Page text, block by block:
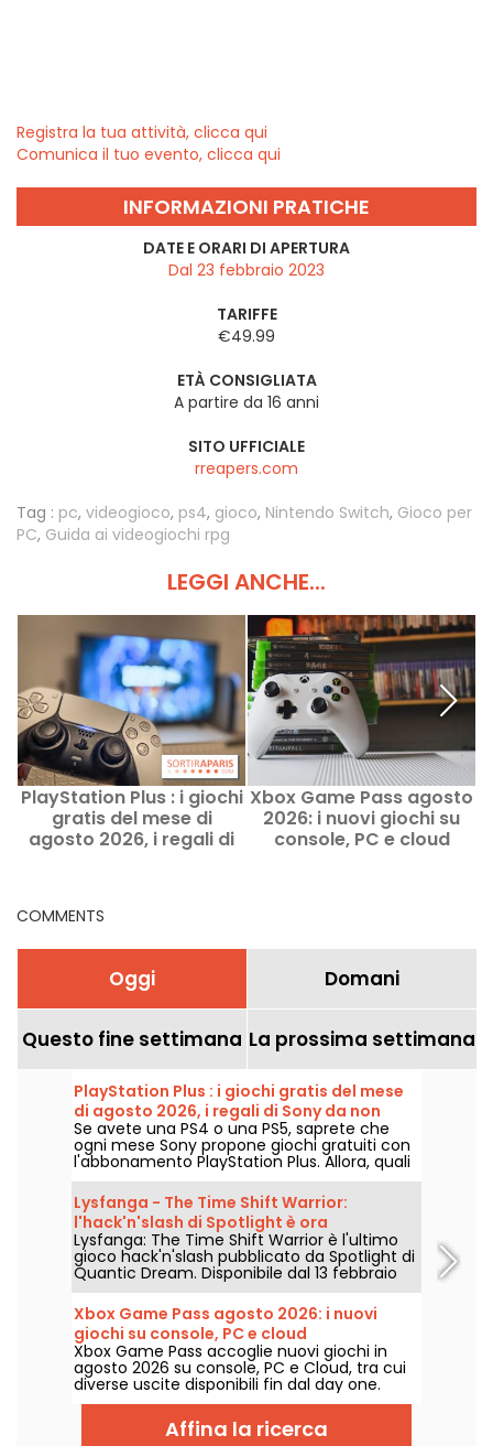
Registra la tua attività, clicca qui
Comunica il tuo evento, clicca qui
INFORMAZIONI PRATICHE
DATE E ORARI DI APERTURA
Dal 23 febbraio 2023
TARIFFE
€49.99
ETÀ CONSIGLIATA
A partire da 16 anni
SITO UFFICIALE
rreapers.com
Tag : pc, videogioco, ps4, gioco, Nintendo Switch, Gioco per
PC, Guida ai videogiochi rpg
LEGGI ANCHE...
PlayStation Plus : i giochi
gratis del mese di
agosto 2026, i regali di
Xbox Game Pass agosto
2026: i nuovi giochi su
console, PC e cloud
COMMENTS
Oggi Domani
Questo fine settimana La prossima settimana
PlayStation Plus : i giochi gratis del mese
di agosto 2026, i regali di Sony da non
perdere
Se avete una PS4 o una PS5, saprete che
ogni mese Sony propone giochi gratuiti con
l'abbonamento PlayStation Plus. Allora, quali
sono i giochi offerti ad agosto 2026?
Scoprite la selezione di questo mese.
Lysfanga - The Time Shift Warrior:
l'hack'n'slash di Spotlight è ora
disponibile
Lysfanga: The Time Shift Warrior è l'ultimo
gioco hack'n'slash pubblicato da Spotlight di
Quantic Dream. Disponibile dal 13 febbraio
2024 su Steam ed Epic Games Store, questo
gioco offre un'avventura epica che
combina azione intensa e strategia
temporale. Con una demo gratuita allo
Steam Next Fest, i giocatori potranno
immergersi nel mondo di Antala e
sperimentare un'innovativa meccanica di
gioco!
Xbox Game Pass agosto 2026: i nuovi
giochi su console, PC e cloud
Xbox Game Pass accoglie nuovi giochi in
agosto 2026 su console, PC e Cloud, tra cui
diverse uscite disponibili fin dal day one.
Ecco le principali aggiunte annunciate da
Microsoft per gli abbonati al servizio.
Affina la ricerca